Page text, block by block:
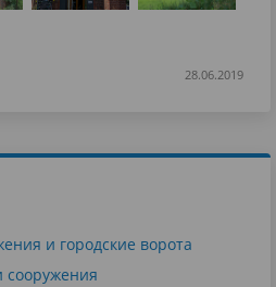
28.06.2019
и городские ворота